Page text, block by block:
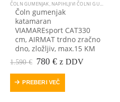
ČOLN GUMENJAK, NAPIHLJIVI ČOLNI GUMENJAKI
Čoln gumenjak
katamaran
VIAMAREsport CAT330
cm, AIRMAT trdno zračno
dno, zložljiv, max.15 KM
1.590€ Prvotna
je
780€Trenutna
je:
z DDV
PREBERI VEČ